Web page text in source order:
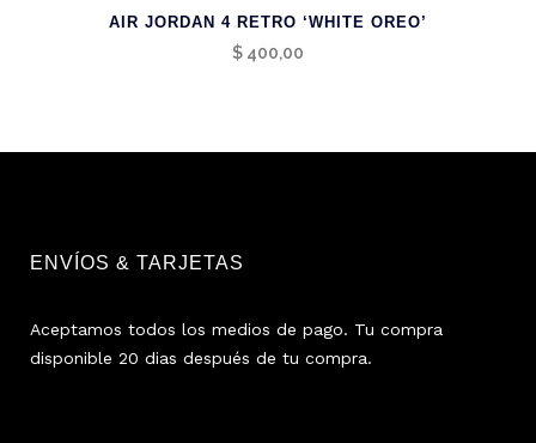
AIR JORDAN 4 RETRO ‘WHITE OREO’
$ 400,00
ENVÍOS & TARJETAS
Aceptamos todos los medios de pago. Tu compra
disponible 20 dias después de tu compra.